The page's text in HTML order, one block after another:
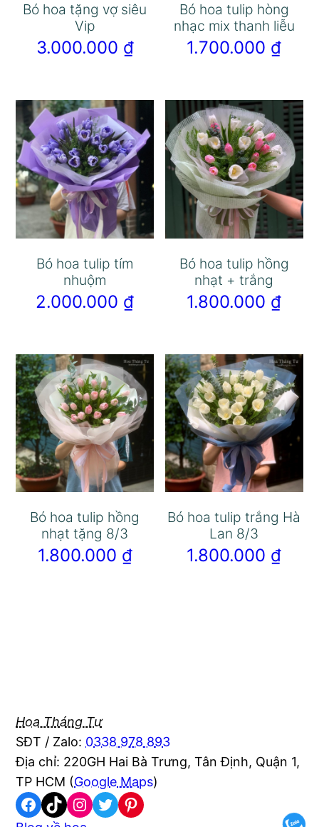
Bó hoa tặng vợ siêu
Vip
3.000.000 ₫
Bó hoa tulip hòng
nhạc mix thanh liễu
1.700.000 ₫
Bó hoa tulip tím
nhuộm
2.000.000 ₫
Bó hoa tulip hồng
nhạt + trắng
1.800.000 ₫
Bó hoa tulip hồng
nhạt tặng 8/3
1.800.000 ₫
Bó hoa tulip trắng Hà
Lan 8/3
1.800.000 ₫
Hoa Tháng Tư
SĐT / Zalo: 0338 978 893
Địa chỉ: 220GH Hai Bà Trưng, Tân Định, Quận 1,
TP HCM (Google Maps)
Facebook
TikTokInstagram
TwitterPinterest